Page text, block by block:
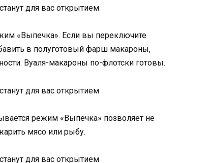
«Выпечка». Если вы переключите
в полуготовый фарш макароны,
Вуаля-макароны по-флотски готовы.
режим «Выпечка» позволяет не
мясо или рыбу.